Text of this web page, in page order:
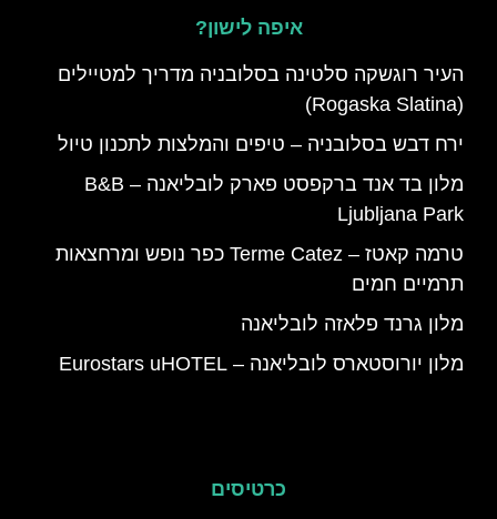
איפה לישון?
העיר רוגשקה סלטינה בסלובניה מדריך למטיילים
(Rogaska Slatina)
ירח דבש בסלובניה – טיפים והמלצות לתכנון טיול
מלון בד אנד ברקפסט פארק לובליאנה – B&B
Ljubljana Park
טרמה קאטז – Terme Catez כפר נופש ומרחצאות
תרמיים חמים
מלון גרנד פלאזה לובליאנה
מלון יורוסטארס לובליאנה – Eurostars uHOTEL
כרטיסים